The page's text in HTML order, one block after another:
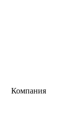
Компания